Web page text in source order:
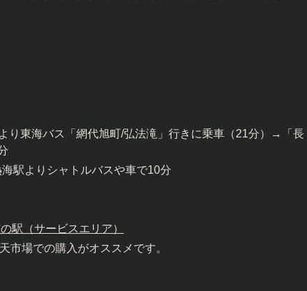
り東海バス「網代旭町/弘法滝」行きに乗車（21分）→「長
駅よりシャトルバスや車で10分
駅（サービスエリア）
場での購入がオススメです。